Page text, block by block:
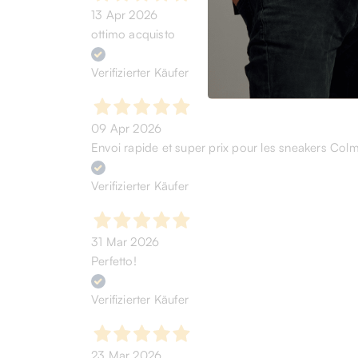
13 Apr 2026
ottimo acquisto
Verifizierter Käufer
09 Apr 2026
Envoi rapide et super prix pour les sneakers
Verifizierter Käufer
31 Mar 2026
Perfetto!
Verifizierter Käufer
23 Mar 2026